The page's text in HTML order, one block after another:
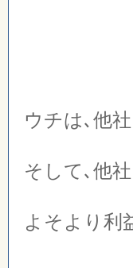
ウチは､他
そして､他
よそより利